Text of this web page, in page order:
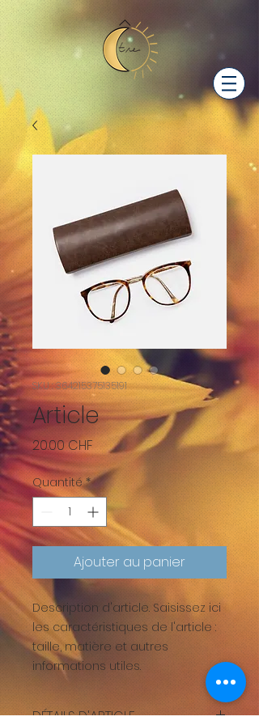
SKU : 364215375135191
Article
20.00 CHFPrix
Quantité *
Ajouter au panier
Description d'article. Saisissez ici
les caractéristiques de l'article :
taille, matière et autres
informations utiles.
DÉTAILS D'ARTICLE